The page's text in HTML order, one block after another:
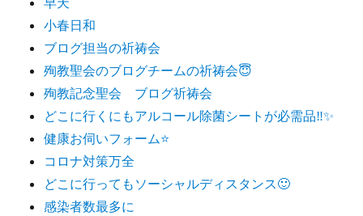
小春日和
ブログ担当の祈祷会
殉教聖会のブログチームの祈祷会😇
殉教記念聖会 ブログ祈祷会
どこに行くにもアルコール除菌シートが必需品‼️✨
健康お伺いフォーム⭐️
コロナ対策万全
どこに行ってもソーシャルディスタンス🙂
感染者数最多に